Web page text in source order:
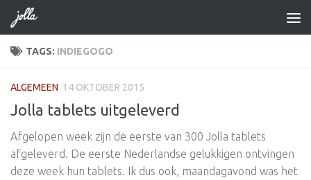
Doorgaan naar inhoud
TAGS: INDIEGOGO
ALGEMEEN 14 OKTOBER 2015
Jolla tablets uitgeleverd
Afgelopen week zijn de eerste van 300 Jolla tablets
afgeleverd. De eerste Nederlandse gelukkigen ontvingen
deze week hun tablets. Ik dus ook, maandagavond was het